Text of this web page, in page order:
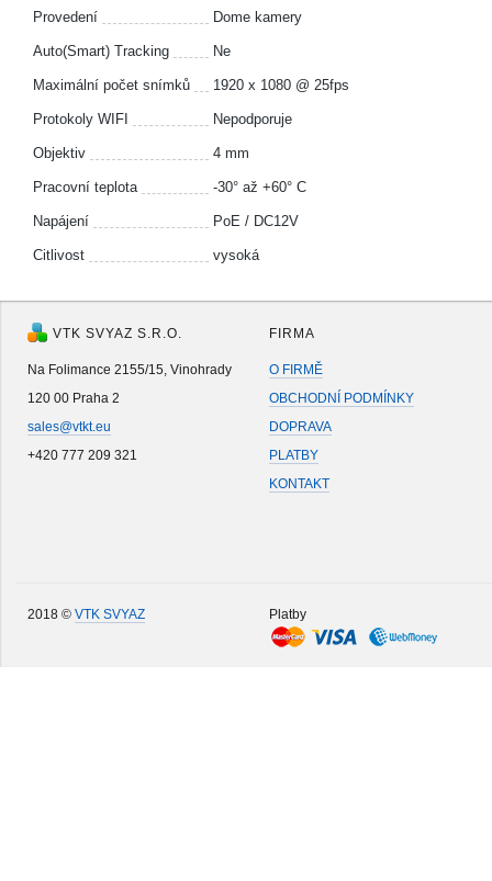
Provedení Dome kamery
Auto(Smart) Tracking Ne
Maximální počet snímků 1920 x 1080 @ 25fps
Protokoly WIFI Nepodporuje
Objektiv 4 mm
Pracovní teplota -30° až +60° C
Napájení PoE / DC12V
Citlivost vysoká
VTK SVYAZ S.R.O.
Na Folimance 2155/15, Vinohrady
120 00 Praha 2
sales@vtkt.eu
+420 777 209 321
FIRMA
O FIRMĚ
OBCHODNÍ PODMÍNKY
DOPRAVA
PLATBY
KONTAKT
2018 © VTK SVYAZ Platby